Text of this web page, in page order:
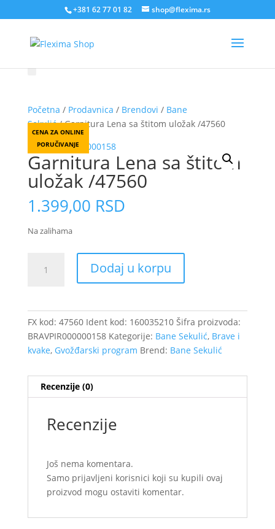
+381 62 77 01 82 shop@flexima.rs
Početna / Prodavnica / Brendovi / Bane
Sekulić
/ Garnitura Lena sa štitom uložak /47560
CENA ZA ONLINE
PORUČIVANJE
Garnitura Lena sa štitom
uložak /47560
1.399,00 RSD
Na zalihama
Lena
uložak
količina
Dodaj u korpu
FX kod: 47560 Ident kod: 160035210 Šifra proizvoda:
BRAVPIR000000158 Kategorije: Bane Sekulić, Brave i
kvake, Gvožđarski program Brend: Bane Sekulić
Recenzije (0)
Recenzije
Još nema komentara.
Samo prijavljeni korisnici koji su kupili ovaj
proizvod mogu ostaviti komentar.